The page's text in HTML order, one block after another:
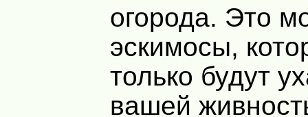
огорода. Это
эскимосы,
только будут
вашей